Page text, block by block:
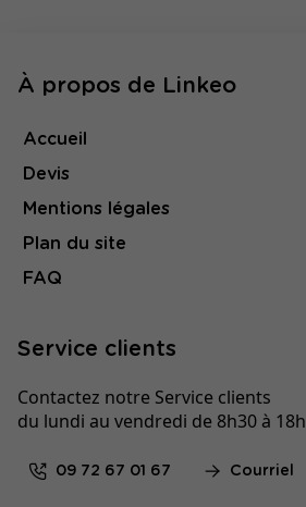
À propos de Linkeo
Accueil
Devis
Mentions légales
Plan du site
FAQ
Service clients
Contactez notre Service clients
du lundi au vendredi de 8h30 à 18h
09 72 67 01 67 Courriel